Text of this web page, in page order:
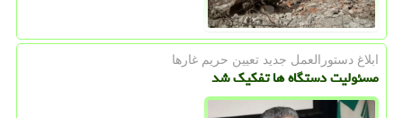
ابلاغ دستورالعمل جدید تعیین حریم غارها
مسئولیت دستگاه ها تفکیک شد